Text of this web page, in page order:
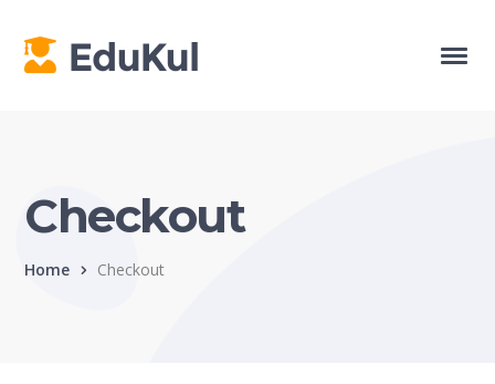
Checkout
Home Checkout